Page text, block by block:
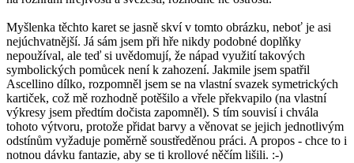
Myšlenka těchto karet se jasně skví v tomto obrázku, neboť je asi
nejúchvatnější. Já sám jsem při hře nikdy podobné doplňky
nepoužíval, ale teď si uvědomují, že nápad využití takových
symbolických pomůcek není k zahození. Jakmile jsem spatřil
Ascellino dílko, rozpomněl jsem se na vlastní svazek symetrických
kartiček, což mě rozhodně potěšilo a vřele překvapilo (na vlastní
výkresy jsem předtím dočista zapomněl). S tím souvisí i chvála
tohoto výtvoru, protože přidat barvy a věnovat se jejich jednotlivým
odstínům vyžaduje poměrně soustředěnou práci. A propos - chce to i
notnou dávku fantazie, aby se ti krollové něčím lišili. :-)